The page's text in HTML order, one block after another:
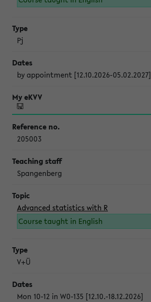
Pj
by appointment [12.10.2026-05.02.2027]
205003
Spangenberg
Advanced statistics with R
Course taught in English
V+Ü
Mon 10-12 in W0-135 [12.10.-18.12.2026]